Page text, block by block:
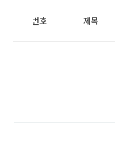
번호 제목